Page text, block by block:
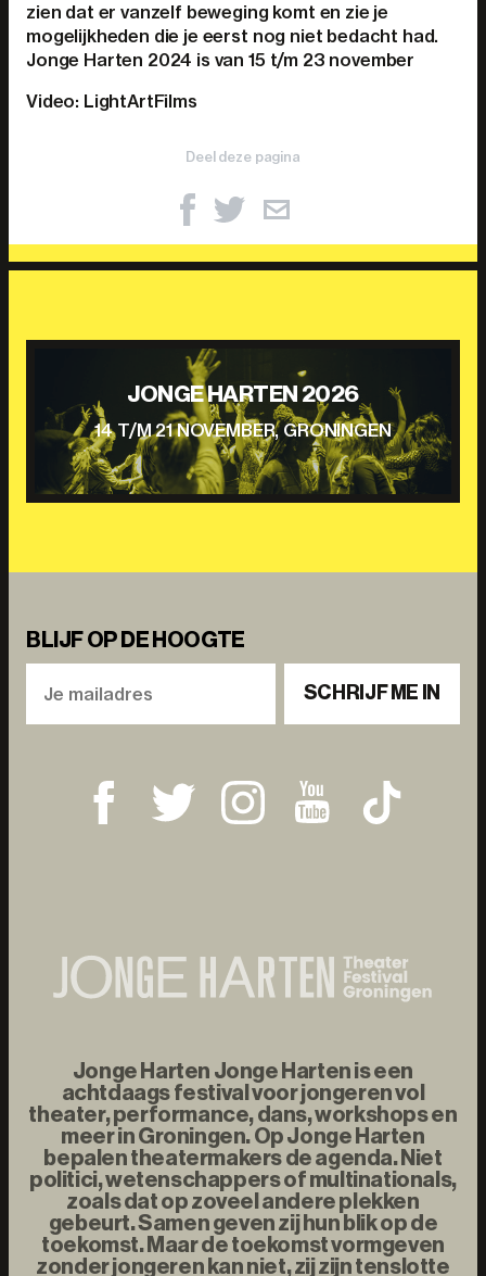
zien dat er vanzelf beweging komt en zie je
mogelijkheden die je eerst nog niet bedacht had.
Jonge Harten 2024 is van 15 t/m 23 november
Video: LightArtFilms
Deel deze pagina
JONGE HARTEN 2026
14 T/M 21 NOVEMBER, GRONINGEN
BLIJF OP DE HOOGTE
SCHRIJF ME IN
Jonge Harten Jonge Harten is een
achtdaags festival voor jongeren vol
theater, performance, dans, workshops en
meer in Groningen. Op Jonge Harten
bepalen theatermakers de agenda. Niet
politici, wetenschappers of multinationals,
zoals dat op zoveel andere plekken
gebeurt. Samen geven zij hun blik op de
toekomst. Maar de toekomst vormgeven
zonder jongeren kan niet, zij zijn tenslotte